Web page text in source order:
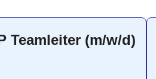
Teamleiter (m/w/d)